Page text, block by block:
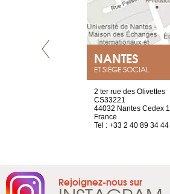
NANTES
ET SIÈGE SOCIAL
2 ter rue des Olivettes
CS33221
44032 Nantes Cedex 1
France
Tel : +33 2 40 89 34 44
Rejoignez-nous sur